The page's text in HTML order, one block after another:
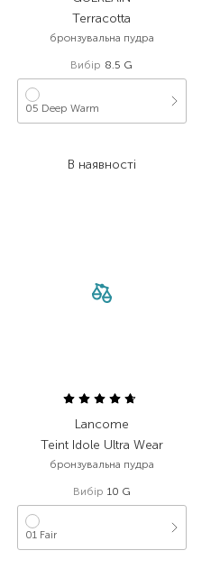
Terracotta
бронзувальна пудра
Вибір 8.5 G
05 Deep Warm
В наявності
Lancome
Teint Idole Ultra Wear
бронзувальна пудра
Вибір 10 G
01 Fair